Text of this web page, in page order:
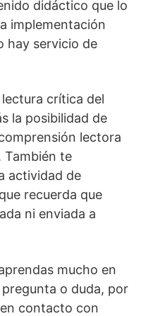
didáctico que lo
implementación
hay servicio de
crítica del
la posibilidad de
lectora
También te
actividad de
recuerda que
ni enviada a
mucho en
o duda, por
contacto con